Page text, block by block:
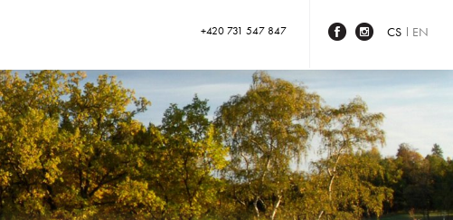
CS EN
+420 731 547 847